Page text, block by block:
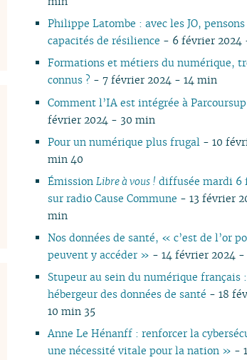
01
03
01
01
04
02
01
02
01
02
Philippe Latombe : avec les JO, pensons
capacités de résilience - 6 février 2024
Formations et métiers du numérique,
connus ? - 7 février 2024 - 14 min
Comment l’IA est intégrée à
février 2024 - 30 min
Pour un numérique plus frugal - 10
min 40
ÉmissionLibre à vous ! diffusée mardi 6
sur radio Cause Commune - 13 février
min
Nos données de santé, « c’est de l’or
peuvent y accéder » - 14 février 2024
Stupeur au sein du numérique français
hébergeur des données de santé - 18
10 min 35
Anne Le Hénanff : renforcer la
une nécessité vitale pour la nation » -